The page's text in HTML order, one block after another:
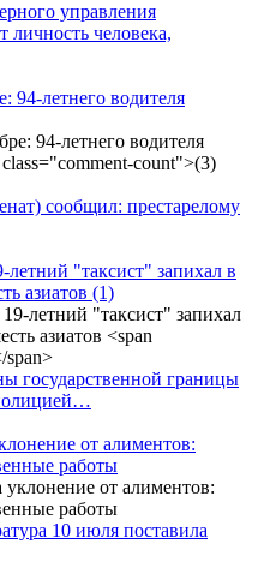
управления
личность человека,
94-летнего водителя
сообщил: престарелому
"таксист" запихал в
азиатов (1)
государственной границы
от алиментов:
работы
10 июля поставила